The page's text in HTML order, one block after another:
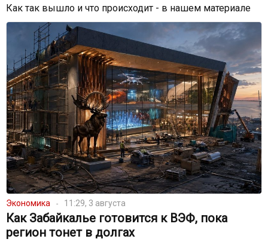
Как так вышло и что происходит - в нашем материале
Экономика 11:29, 3 августа
Как Забайкалье готовится к ВЭФ, пока
регион тонет в долгах